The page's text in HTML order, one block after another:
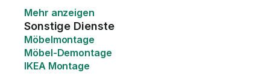
Mehr anzeigen
Sonstige Dienste
Möbelmontage
Möbel-Demontage
IKEA Montage